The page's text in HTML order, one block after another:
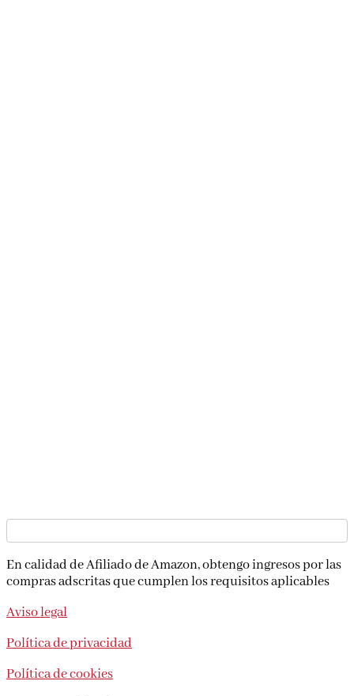
En calidad de Afiliado de Amazon, obtengo ingresos por las
compras adscritas que cumplen los requisitos aplicables
Aviso legal
Política de privacidad
Política de cookies